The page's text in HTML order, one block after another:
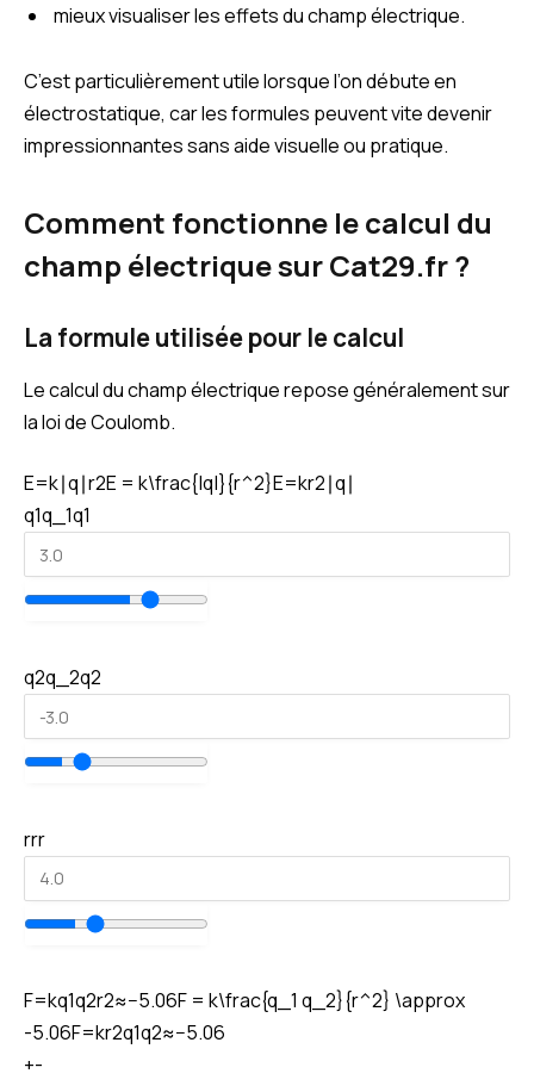
mieux visualiser les effets du champ électrique.
C’est particulièrement utile lorsque l’on débute en
électrostatique, car les formules peuvent vite devenir
impressionnantes sans aide visuelle ou pratique.
Comment fonctionne le calcul du
champ électrique sur Cat29.fr ?
La formule utilisée pour le calcul
Le calcul du champ électrique repose généralement sur
la loi de Coulomb.
E=k∣q∣r2E = k\frac{|q|}{r^2}E=kr2∣q∣
q1q_1q1
q2q_2q2
rrr
F=kq1q2r2≈−5.06F = k\frac{q_1 q_2}{r^2} \approx
-5.06F=kr2q1q2≈−5.06
+-